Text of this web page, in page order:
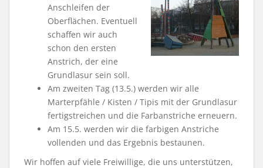
Anschleifen der
Oberflächen. Eventuell
schaffen wir auch
schon den ersten
Anstrich, der eine
Grundlasur sein soll.
Am zweiten Tag (13.5.) werden wir alle
Marterpfähle / Kisten / Tipis mit der Grundlasur
fertigstreichen und die Farbanstriche erneuern.
Am 15.5. werden wir die farbigen Anstriche
vollenden und das Ergebnis bestaunen.
Wir hoffen auf viele Freiwillige, die uns unterstützen,